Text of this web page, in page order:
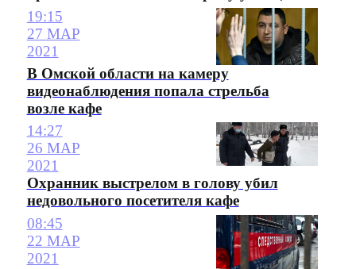
19:15
27 МАР
2021
В Омской области на камеру
видеонаблюдения попала стрельба
возле кафе
14:27
26 МАР
2021
Охранник выстрелом в голову убил
недовольного посетителя кафе
08:45
22 МАР
2021